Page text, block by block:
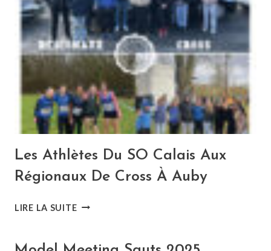
CALAIS
ATHLÉTISME
:
MÉDAILLES,
VICTOIRES
CONTRIBUTIONS
INTERNATIONALES
Les Athlètes Du SO Calais Aux
Régionaux De Cross À Auby
LIRE LA SUITELES
SO